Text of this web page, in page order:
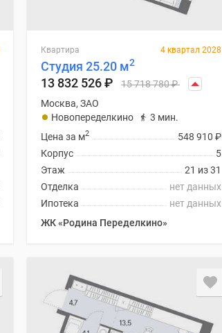
Квартира 4 квартал 2028
Студия 25.20 м2
13 832 526₽ 15 718 780₽
Москва, ЗАО
Новопеределкино
3 мин.
548 910 ₽
Цена за м2
5
Корпус
21 из 31
Этаж
нет данных
Отделка
нет данных
Ипотека
ЖК «Родина Переделкино»